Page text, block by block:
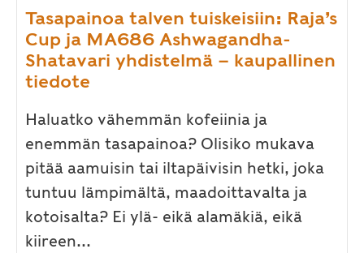
Tasapainoa talven tuiskeisiin: Raja’s
Cup ja MA686 Ashwagandha-
Shatavari yhdistelmä – kaupallinen
tiedote
Haluatko vähemmän kofeiinia ja
enemmän tasapainoa? Olisiko mukava
pitää aamuisin tai iltapäivisin hetki, joka
tuntuu lämpimältä, maadoittavalta ja
kotoisalta? Ei ylä- eikä alamäkiä, eikä
kiireen...